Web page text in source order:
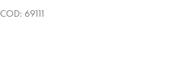
COD: 69111